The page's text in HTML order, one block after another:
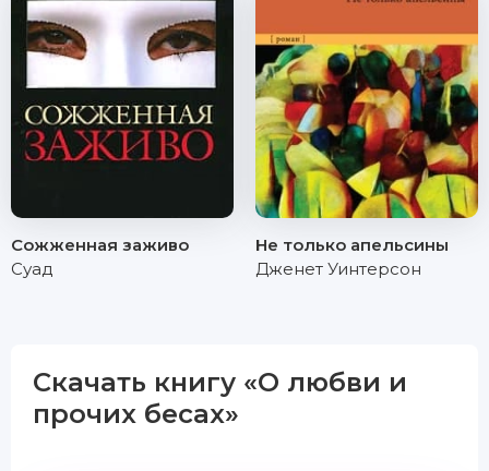
Сожженная заживо
Суад
Не только апельсины
Дженет Уинтерсон
Скачать книгу «О любви и
прочих бесах»